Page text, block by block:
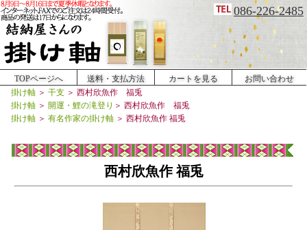
086-226-2485
TOPページへ 送料・支払方法 カートを見る
お問い合わせ
掛け軸 ＞ 干支 ＞ 西村欣魚作 福兎
掛け軸 ＞ 開運・鯉の滝登り ＞ 西村欣魚作 福兎
掛け軸 ＞ 有名作家の掛け軸 ＞ 西村欣魚作 福兎
西村欣魚作 福兎